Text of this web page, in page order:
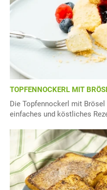
TOPFENNOCKERL MIT
Die Topfennockerl mit
einfaches und köstliches